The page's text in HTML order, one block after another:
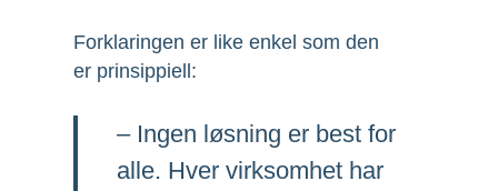
Forklaringen er like enkel som den
er prinsippiell:
– Ingen løsning er best for
alle. Hver virksomhet har